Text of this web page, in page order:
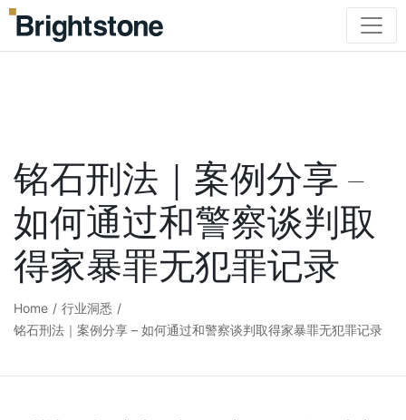
铭石刑法｜案例分享 –
如何通过和警察谈判取
得家暴罪无犯罪记录
Home / 行业洞悉 /
铭石刑法｜案例分享 – 如何通过和警察谈判取得家暴罪无犯罪记录